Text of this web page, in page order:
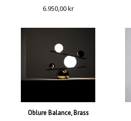
6.950,00kr
Oblure Balance, Brass